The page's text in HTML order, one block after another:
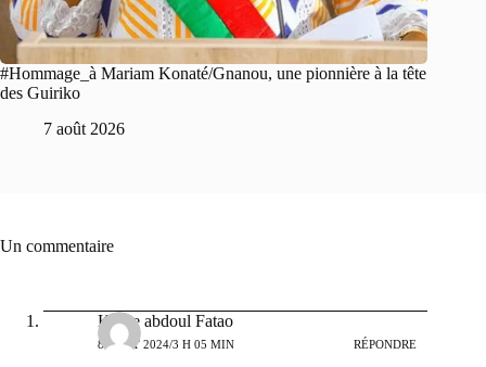
#Hommage_à Mariam Konaté/Gnanou, une pionnière à la tête
des Guiriko
7 août 2026
Un commentaire
Kabre abdoul Fatao
8 AOÛT 2024/3 H 05 MIN RÉPONDRE